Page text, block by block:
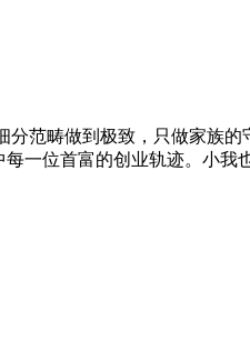
范畴做到极致，只做家族的
一位首富的创业轨迹。小我